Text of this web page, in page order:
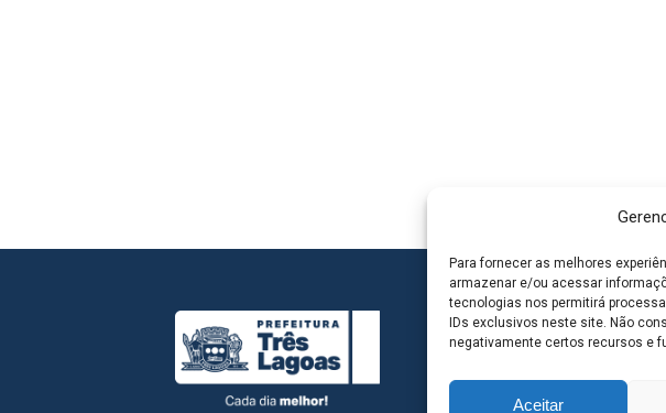
Para fornecer as melhores
armazenar e/ou acessar
tecnologias nos permitirá
IDs exclusivos neste site. Não
negativamente certos recursos e
Aceitar